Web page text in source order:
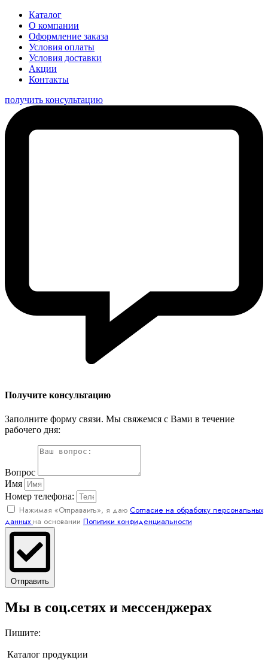
Каталог
О компании
Оформление заказа
Условия оплаты
Условия доставки
Акции
Контакты
получить консультацию
Получите консультацию
Заполните форму связи. Мы свяжемся с Вами в течение
рабочего дня:
Вопрос
Имя
Номер телефона:
Нажимая «Отправаить», я даю Согласие на обработку персональных
данных на основании Политики конфиденциальности
Отправить
Мы в соц.сетях и мессенджерах
Пишите:
Каталог продукции